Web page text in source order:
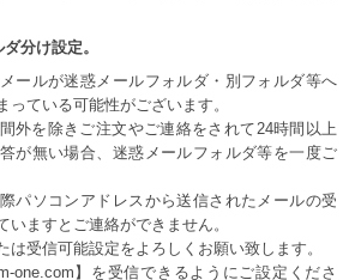
分け設定。
ールが迷惑メールフォルダ・別フォルダ等へ
っている可能性がございます。
外を除きご注文やご連絡をされて24時間以上
が無い場合、迷惑メールフォルダ等を一度ご
パソコンアドレスから送信されたメールの受
いますとご連絡ができません。
は受信可能設定をよろしくお願い致します。
one.com】を受信できるようにご設定くださ